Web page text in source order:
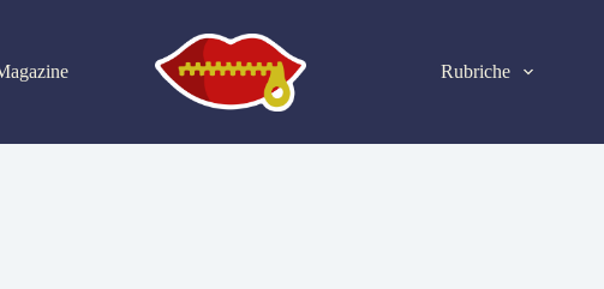
Rubriche